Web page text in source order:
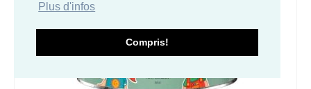
Plus d'infos
Compris!